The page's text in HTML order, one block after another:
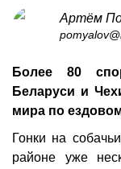
Артём
Более 80
Беларуси и
мира по
Гонки на
районе уже